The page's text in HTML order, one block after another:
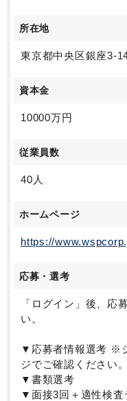
所在地
東京都中央区銀座3-
資本金
10000万円
従業員数
40人
ホームページ
https://
応募・選考
「ログイン」後、応
い。
▼応募者情報選考 ※
ジでご確認ください。
▼書類選考
▼面接3回＋適性検